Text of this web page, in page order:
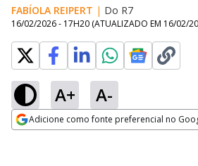
FABÍOLA REIPERT | Do R7
16/02/2026 - 17H20 (ATUALIZADO EM 16/02/
A+ A-
Adicione como fonte preferencial no
Ativar
Loaded
60.72%